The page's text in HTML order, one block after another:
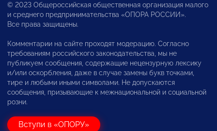
© 2023 Общероссийская общественная организация малого
и среднего предпринимательства «ОПОРА РОССИИ».
Все права защищены.
Комментарии на сайте проходят модерацию. Согласно
требованиям российского законодательства, мы не
публикуем сообщения, содержащие нецензурную лексику
и/или оскорбления, даже в случае замены букв точками,
тире и любыми иными символами. Не допускаются
сообщения, призывающие к межнациональной и социальной
розни.
Вступи в «ОПОРУ»